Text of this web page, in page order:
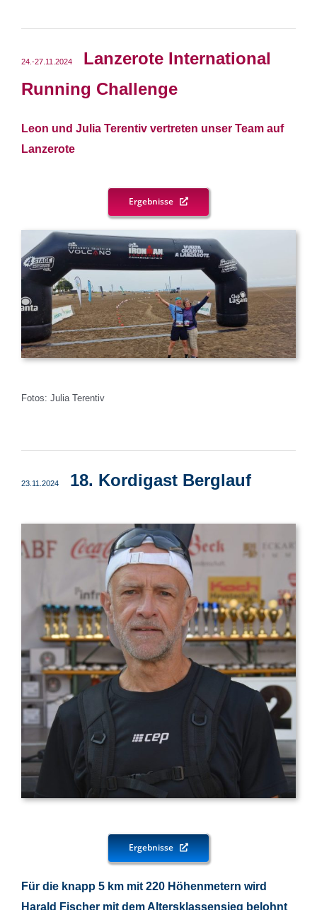
24.-27.11.2024
Lanzerote International
Running Challenge
Leon und Julia Terentiv vertreten unser Team auf
Lanzerote
Ergebnisse
Fotos: Julia Terentiv
23.11.2024 18. Kordigast Berglauf
Ergebnisse
Für die knapp 5 km mit 220 Höhenmetern wird
Harald Fischer mit dem Altersklassensieg belohnt